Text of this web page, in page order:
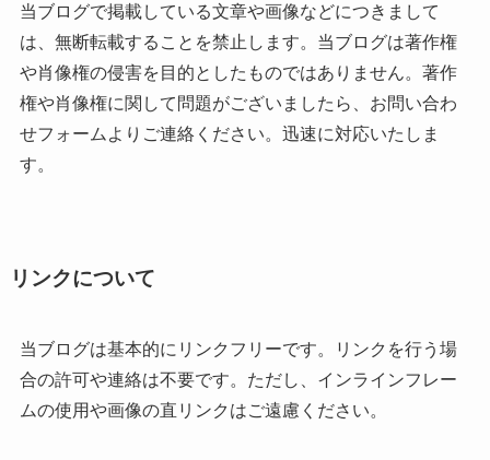
当ブログで掲載している文章や画像などにつきまして
は、無断転載することを禁止します。当ブログは著作権
や肖像権の侵害を目的としたものではありません。著作
権や肖像権に関して問題がございましたら、お問い合わ
せフォームよりご連絡ください。迅速に対応いたしま
す。
リンクについて
当ブログは基本的にリンクフリーです。リンクを行う場
合の許可や連絡は不要です。ただし、インラインフレー
ムの使用や画像の直リンクはご遠慮ください。